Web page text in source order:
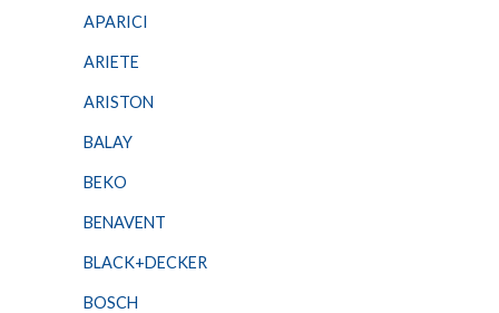
APARICI
ARIETE
ARISTON
BALAY
BEKO
BENAVENT
BLACK+DECKER
BOSCH